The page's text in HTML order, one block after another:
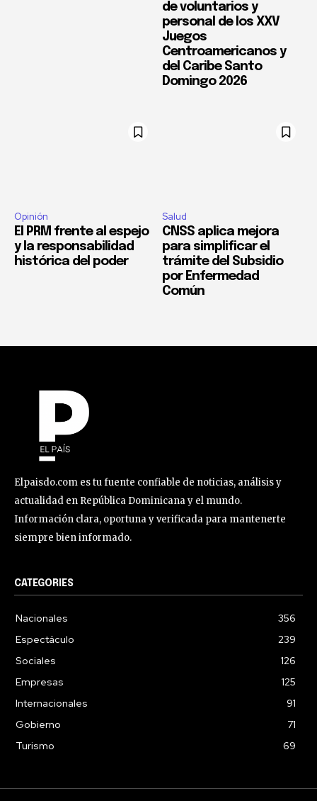
de voluntarios y
personal de los XXV
Juegos
Centroamericanos y
del Caribe Santo
Domingo 2026
Opinión
El PRM frente al espejo
y la responsabilidad
histórica del poder
Salud
CNSS aplica mejora
para simplificar el
trámite del Subsidio
por Enfermedad
Común
Elpaisdo.com es tu fuente confiable de noticias, análisis y
actualidad en República Dominicana y el mundo.
Información clara, oportuna y verificada para mantenerte
siempre bien informado.
CATEGORIES
Nacionales
356
Espectáculo
239
Sociales
126
Empresas
125
Internacionales
91
Gobierno
71
Turismo
69